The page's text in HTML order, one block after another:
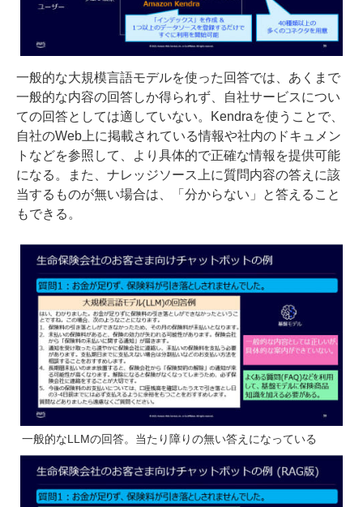
一般的な大規模言語モデルを使った回答では、あくまで
一般的な内容の回答しか得られず、自社サービスについ
ての回答としては適していない。Kendraを使うことで、
自社のWeb上に掲載されている情報や社内のドキュメン
トなどを参照して、より具体的で正確な情報を提供可能
になる。また、ナレッジソース上に質問内容の答えに該
当するものが無い場合は、「分からない」と答えること
もできる。
一般的なLLMの回答。当たり障りの無い答えになっている